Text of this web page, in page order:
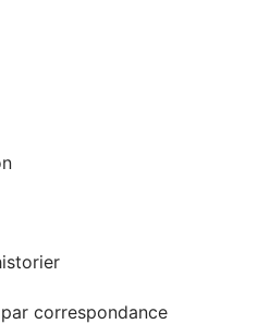
correspondance